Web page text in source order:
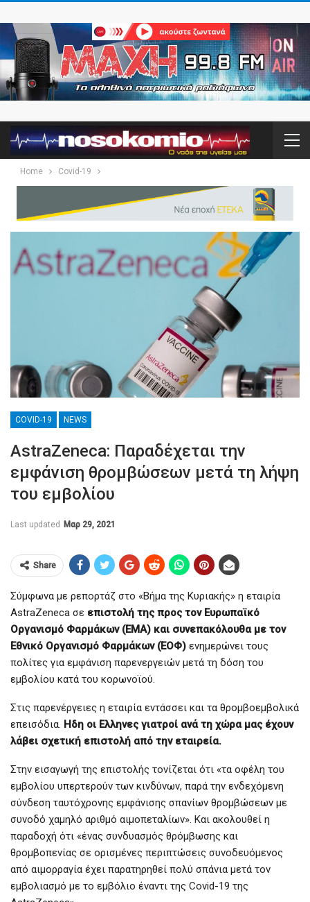
Home Covid-19
COVID-19 NEWS
AstraZeneca: Παραδέχεται την
εμφάνιση θρομβώσεων μετά τη λήψη
του εμβολίου
Last updated Μαρ 29, 2021
Share
Σύμφωνα με ρεπορτάζ στο «Βήμα της Κυριακής» η εταιρία
AstraZeneca σε επιστολή της προς τον Ευρωπαϊκό
Οργανισμό Φαρμάκων (ΕΜΑ) και συνεπακόλουθα με τον
Εθνικό Οργανισμό Φαρμάκων (ΕΟΦ) ενημερώνει τους
πολίτες για εμφάνιση παρενεργειών μετά τη δόση του
εμβολίου κατά του κορωνοϊού.
Στις παρενέργειες η εταιρία εντάσσει και τα θρομβοεμβολικά
επεισόδια. Ηδη οι Ελληνες γιατροί ανά τη χώρα μας έχουν
λάβει σχετική επιστολή από την εταιρεία.
Στην εισαγωγή της επιστολής τονίζεται ότι «τα οφέλη του
εμβολίου υπερτερούν των κινδύνων, παρά την ενδεχόμενη
σύνδεση ταυτόχρονης εμφάνισης σπανίων θρομβώσεων με
συνοδό χαμηλό αριθμό αιμοπεταλίων». Και ακολουθεί η
παραδοχή ότι «ένας συνδυασμός θρόμβωσης και
θρομβοπενίας σε ορισμένες περιπτώσεις συνοδευόμενος
από αιμορραγία έχει παρατηρηθεί πολύ σπάνια μετά τον
εμβολιασμό με το εμβόλιο έναντι της Covid-19 της